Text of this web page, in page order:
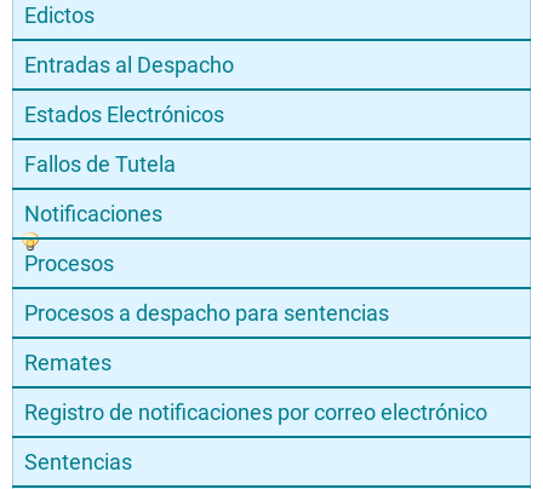
Edictos
Entradas al Despacho
Estados Electrónicos
Fallos de Tutela
Notificaciones
Procesos
Procesos a despacho para sentencias
Remates
Registro de notificaciones por correo electrónico
Sentencias